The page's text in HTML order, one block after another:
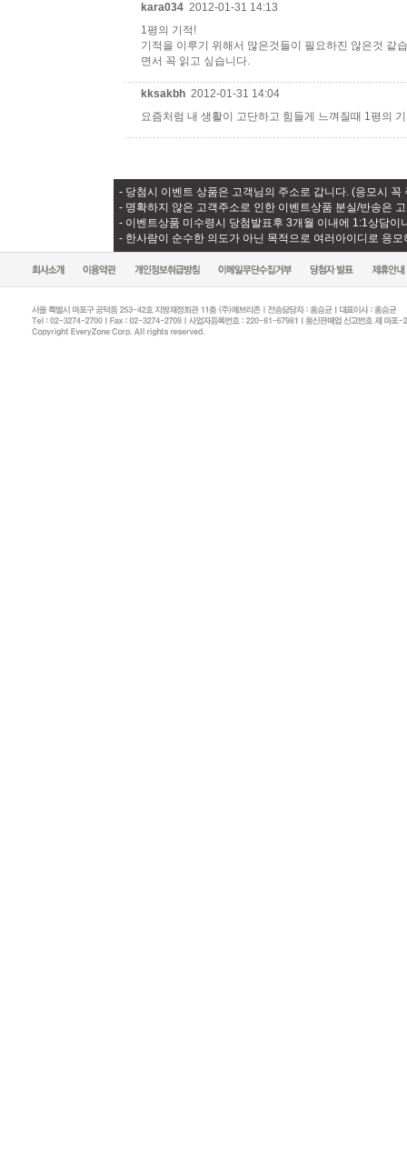
kara034 2012-01-31 14:13
1평의 기적!
기적을 이루기 위해서 많은것들이 필요하진 않은것 같
면서 꼭 읽고 싶습니다.
kksakbh 2012-01-31 14:04
요즘처럼 내 생활이 고단하고 힘들게 느껴질때 1평의
- 당첨시 이벤트 상품은 고객님의 주소로 갑니다. (응모시 꼭
- 명확하지 않은 고객주소로 인한 이벤트상품 분실/반송은
- 이벤트상품 미수령시 당첨발표후 3개월 이내에 1:1상담이
- 한사람이 순수한 의도가 아닌 목적으로 여러아이디로 응